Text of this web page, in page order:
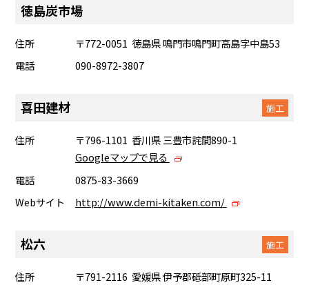
徳島炭市場
住所
〒772-0051 徳島県 鳴門市鳴門町高島字中島53
電話
090-8972-3807
喜田建材 施工
住所
〒796-1101 香川県 三豊市詫間890-1
Googleマップで見る
電話
0875-83-3669
Webサイト
http://www.demi-kitaken.com/
松六 施工
住所
〒791-2116 愛媛県 伊予郡砥部町原町325-11